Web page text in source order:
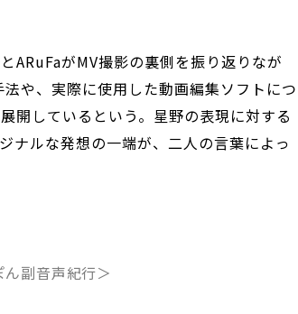
ARuFaがMV撮影の裏側を振り返りなが
や、実際に使用した動画編集ソフトにつ
開しているという。星野の表現に対する
ナルな発想の一端が、二人の言葉によっ
副音声紀行＞